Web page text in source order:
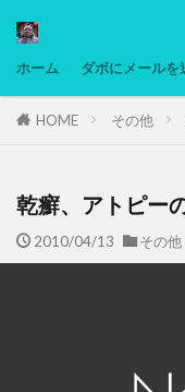
ホーム ダボにメールを
HOME その他
乾癬、アトピー
2010/04/13 その他
タグ
ヨーグルト
脱水シート